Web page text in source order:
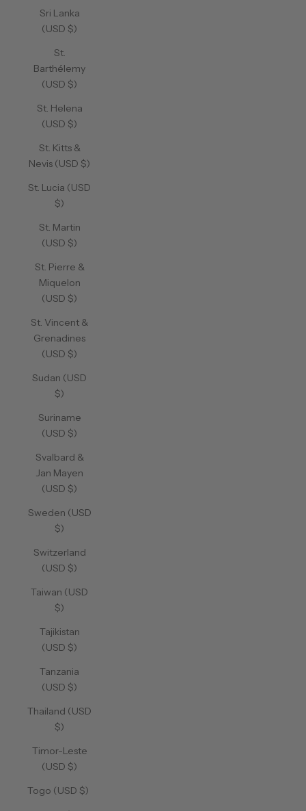
Sri Lanka
(USD $)
St.
Barthélemy
(USD $)
St. Helena
(USD $)
St. Kitts &
Nevis (USD $)
St. Lucia (USD
$)
St. Martin
(USD $)
St. Pierre &
Miquelon
(USD $)
St. Vincent &
Grenadines
(USD $)
Sudan (USD
$)
Suriname
(USD $)
Svalbard &
Jan Mayen
(USD $)
Sweden (USD
$)
Switzerland
(USD $)
Taiwan (USD
$)
Tajikistan
(USD $)
Tanzania
(USD $)
Thailand (USD
$)
Timor-Leste
(USD $)
Togo (USD $)